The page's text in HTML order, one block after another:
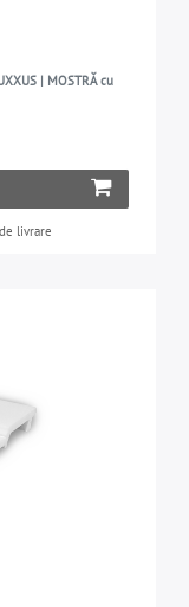
| MOSTRĂ cu
livrare